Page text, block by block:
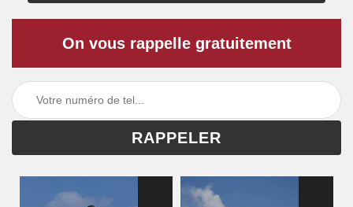
On vous rappelle gratuitement